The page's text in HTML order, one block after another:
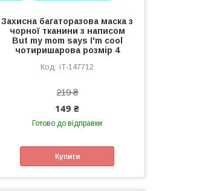
Захисна багаторазова маска з
чорної тканини з написом
But my mom says I'm cool
чотиришарова розмір 4
iT-147712
219 ₴
149 ₴
Готово до відправки
Купити